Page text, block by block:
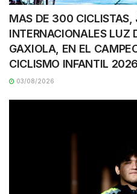
MAS DE 300 CICLISTAS,
INTERNACIONALES LUZ
GAXIOLA, EN EL
CICLISMO INFANTIL
03/08/2026